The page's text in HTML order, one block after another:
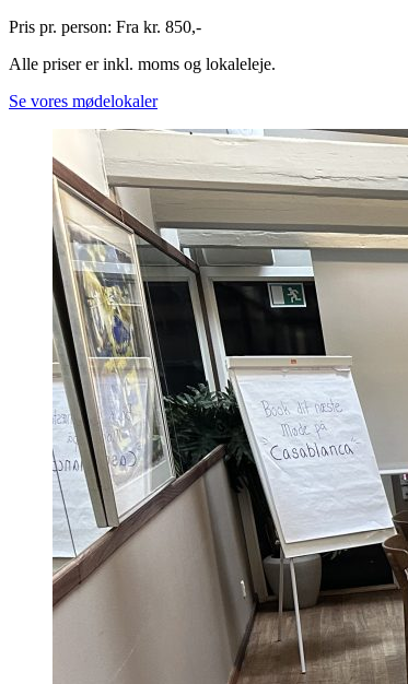
Pris pr. person: Fra kr. 850,-
Alle priser er inkl. moms og lokaleleje.
Se vores mødelokaler